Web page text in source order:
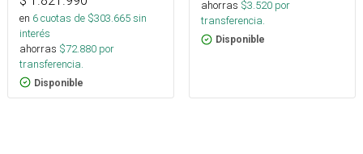
en 6cuotas de $303.665sin
interés
ahorras $72.880 por
transferencia.
Disponible
ahorras $3.520 por
transferencia.
Disponible